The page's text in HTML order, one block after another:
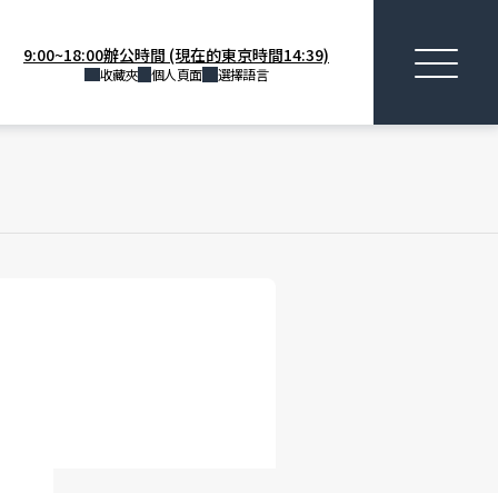
9:00~18:00辦公時間 (現在的東京時間14:39)
收藏夾 個人頁面 選擇語言